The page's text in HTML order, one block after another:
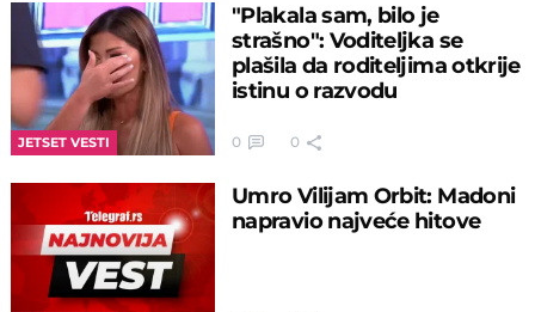
JETSET VESTI
"Plakala sam, bilo je
strašno": Voditeljka se
plašila da roditeljima otkrije
istinu o razvodu
0 0
Umro Vilijam Orbit: Madoni
napravio najveće hitove